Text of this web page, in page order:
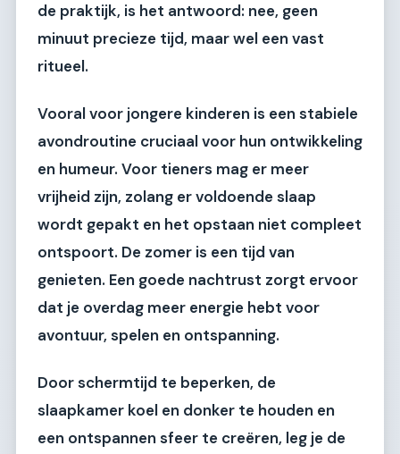
de praktijk, is het antwoord: nee, geen
minuut precieze tijd, maar wel een vast
ritueel.
Vooral voor jongere kinderen is een stabiele
avondroutine cruciaal voor hun ontwikkeling
en humeur. Voor tieners mag er meer
vrijheid zijn, zolang er voldoende slaap
wordt gepakt en het opstaan niet compleet
ontspoort. De zomer is een tijd van
genieten. Een goede nachtrust zorgt ervoor
dat je overdag meer energie hebt voor
avontuur, spelen en ontspanning.
Door schermtijd te beperken, de
slaapkamer koel en donker te houden en
een ontspannen sfeer te creëren, leg je de